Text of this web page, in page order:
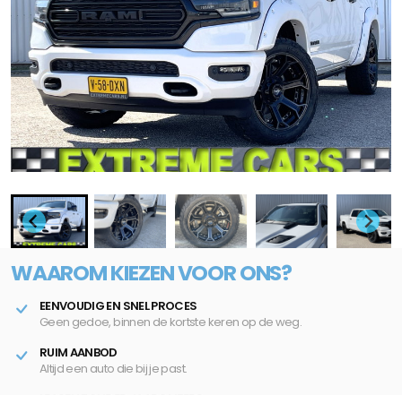
WAAROM KIEZEN VOOR ONS?
EENVOUDIG EN SNEL PROCES
Geen gedoe, binnen de kortste keren op de weg.
RUIM AANBOD
Altijd een auto die bij je past.